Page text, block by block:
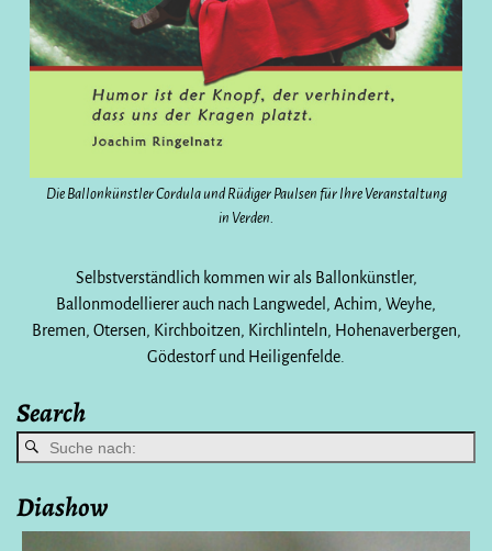
Die Ballonkünstler Cordula und Rüdiger Paulsen für Ihre Veranstaltung
in Verden.
Selbstverständlich kommen wir als Ballonkünstler,
Ballonmodellierer auch nach Langwedel, Achim, Weyhe,
Bremen, Otersen, Kirchboitzen, Kirchlinteln, Hohenaverbergen,
Gödestorf und Heiligenfelde.
Search
Diashow